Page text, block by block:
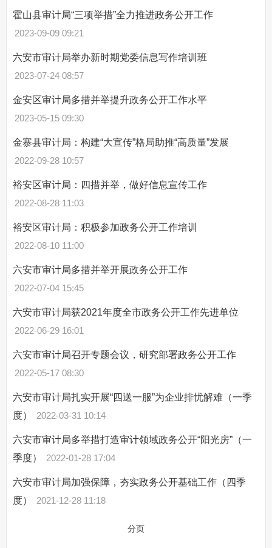
霍山县审计局“三项举措”全力推进政务公开工作
2023-09-09 09:21
六安市审计局举办新时期党委信息写作培训班
2023-07-24 08:57
金安区审计局多措并举提升政务公开工作水平
2023-05-15 09:30
金寨县审计局：构建“大宣传”格局助推“高质量”发展
2022-09-28 10:57
裕安区审计局：四措并举，做好信息宣传工作
2022-08-28 11:03
裕安区审计局：积极参加政务公开工作培训
2022-08-10 11:00
六安市审计局多措并举开展政务公开工作
2022-07-04 15:45
六安市审计局获2021年度全市政务公开工作先进单位
2022-06-29 16:01
六安市审计局召开专题会议，研究部署政务公开工作
2022-05-17 08:30
六安市审计局扎实开展“四送一服”为企业排忧解难（一季
度）
2022-03-31 10:14
六安市审计局多举措打造审计领域政务公开“阳光房”（一
季度）
2022-01-28 17:04
六安市审计局加强保障，夯实政务公开基础工作（四季
度）
2021-12-28 11:18
分页